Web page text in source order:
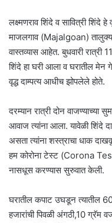
लक्ष्मणराव शिंदे व सावित्री शिंदे हे
माजलगाव (Majalgoan)
वास्तव्यास आहेत. बुधवारी रात्री
शिंदे हा घरी आला व घरातील मेन
वृद्ध दाम्पत्य आधीच झोपलेले होते.
दरम्यान रात्री दोन
आवाज त्यांना आला. यावेळी शिंदे
असता त्यांना शस्त्राचा धाक
हम कोरोना टेस्ट (Corona
नासधूस करण्यास सुरुवात केली.
घरातील कपाट उघडून त्यातील
हजारांची पिवळी अंगठी,10 ग्रॅम